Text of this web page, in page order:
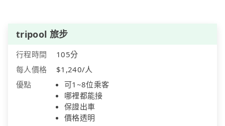
tripool 旅步
行程時間
105分
每人價格
$1,240/人
優點
可1~8位乘客
哪裡都能接
保證出車
價格透明